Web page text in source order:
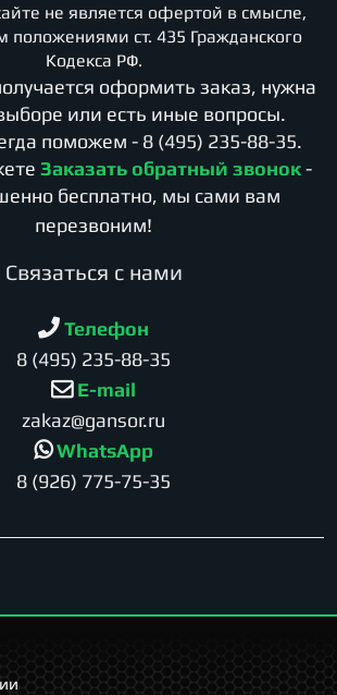
не является офертой в смысле,
положениями ст. 435 Гражданского
Кодекса РФ.
оформить заказ, нужна
или есть иные вопросы.
поможем - 8 (495) 235-88-35.
Заказать обратный звонок -
бесплатно, мы сами вам
перезвоним!
Cвязаться с нами
Телефон
8 (495) 235-88-35
E-mail
zakaz@gansor.ru
WhatsApp
8 (926) 775-75-35